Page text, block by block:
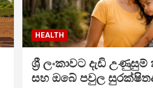
HEALTH
ශ්‍රී ලංකාවට දැඩි
සහ ඔබේ පවුල